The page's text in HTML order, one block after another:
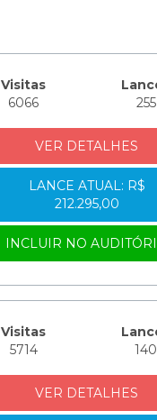
Visitas
6066
255
VER DETALHES
LANCE ATUAL: R$
212.295,00
INCLUIR NO
Visitas
5714
140
VER DETALHES